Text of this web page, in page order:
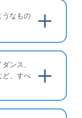
うなもの
ンス、
ど、すべ